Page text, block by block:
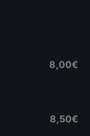
8,00€
8,50€